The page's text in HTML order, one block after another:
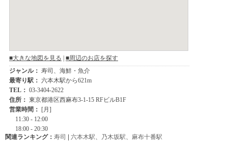
関連ランキング： 寿司 | 六本木駅 乃木坂駅 麻布十番駅